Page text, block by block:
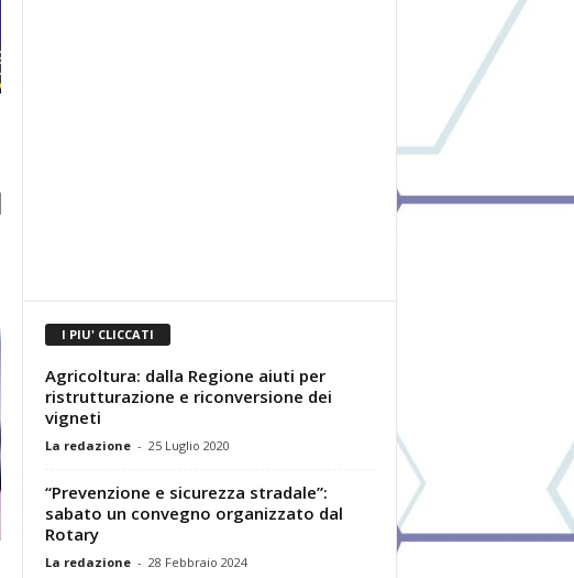
I PIU' CLICCATI
Agricoltura: dalla Regione aiuti per
ristrutturazione e riconversione dei
vigneti
La redazione - 25 Luglio 2020
“Prevenzione e sicurezza stradale”:
sabato un convegno organizzato dal
Rotary
La redazione - 28 Febbraio 2024